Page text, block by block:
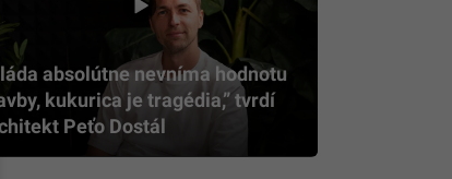
absolútne nevníma hodnotu
kukurica je tragédia,” tvrdí
Peťo Dostál